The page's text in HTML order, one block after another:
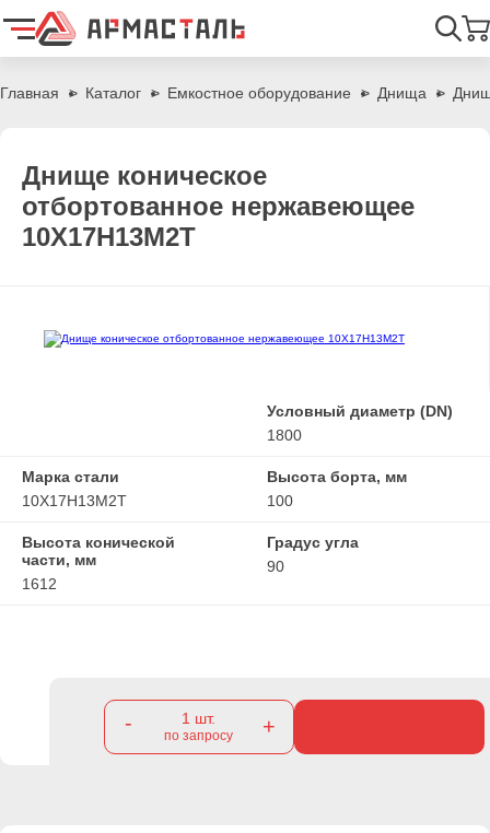
Главная
Каталог Емкостное оборудование Днища
Днище коническое
отбортованное нержавеющее
10Х17Н13М2Т
Условный диаметр (DN)
1800
Марка стали
10Х17Н13М2Т
Высота борта, мм
100
Высота конической
части, мм
1612
Градус угла
90
- 1 шт.
по запросу +